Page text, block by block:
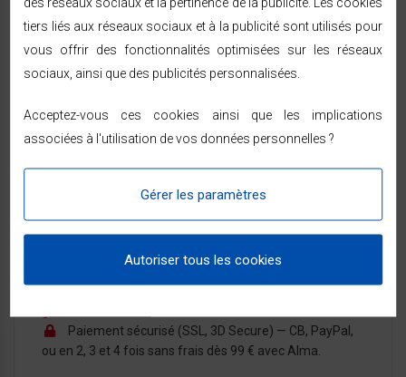
En Stock
LIVRAISON & RETOURS
Expédition sous 24/48h— livraison rapide à
domicile sous 48/72h ouvrées par Chronopost ou
Vous êtes prévenu par SMS ou e-mail à chaque
Paiement sécurisé (SSL, 3D Secure) — CB, PayPal,
ou en 2, 3 et 4 fois sans frais dès 99 € avec Alma.
tiers liés aux réseaux sociaux et à la publicité sont utilisés pour
vous offrir des fonctionnalités optimisées sur les réseaux
sociaux, ainsi que des publicités personnalisées.
Acceptez-vous ces cookies ainsi que les implications
associées à l'utilisation de vos données personnelles ?
Gérer les paramètres
Autoriser tous les cookies